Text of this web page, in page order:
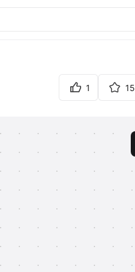
1 15